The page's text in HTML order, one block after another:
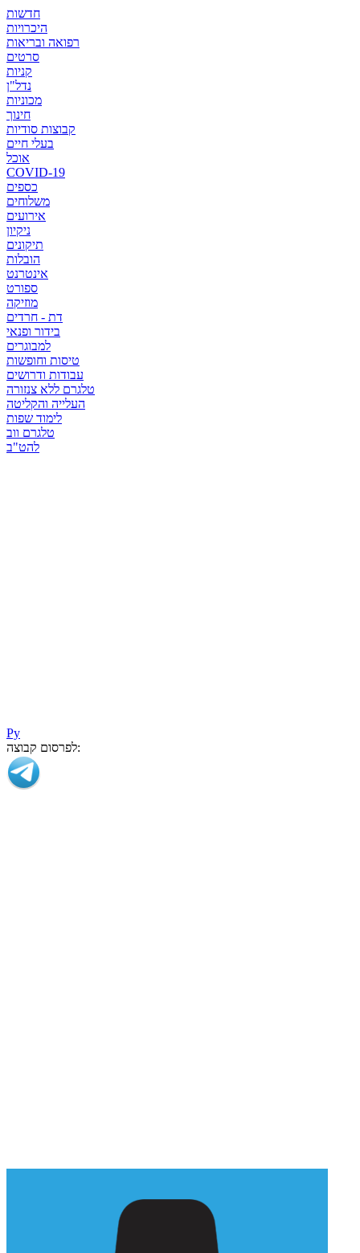
חדשות
היכרויות
רפואה ובריאות
סרטים
קניות
נדל"ן
מכוניות
חינוך
קבוצות סודיות
בעלי חיים
אוכל
COVID-19
כספים
משלוחים
אירועים
ניקיון
תיקונים
הובלות
אינטרנט
ספורט
מוזיקה
דת - חרדים
בידור ופנאי
למבוגרים
טיסות וחופשות
עבודות ודרושים
טלגרם ללא צנזורה
העלייה והקליטה
לימוד שפות
טלגרם ווב
להט"ב
Ру
לפרסום קבוצה: